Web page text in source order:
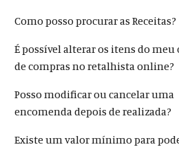
Como posso procurar as Receitas?
É possível alterar os itens do
de compras no retalhista online?
Posso modificar ou cancelar uma
encomenda depois de realizada?
Existe um valor mínimo para